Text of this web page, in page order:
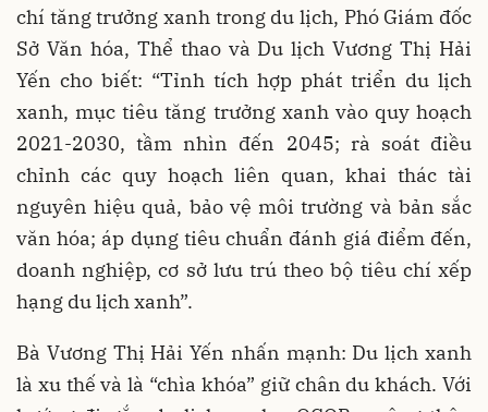
chí tăng trưởng xanh trong du lịch, Phó Giám đốc
Sở Văn hóa, Thể thao và Du lịch Vương Thị Hải
Yến cho biết: “Tỉnh tích hợp phát triển du lịch
xanh, mục tiêu tăng trưởng xanh vào quy hoạch
2021-2030, tầm nhìn đến 2045; rà soát điều
chỉnh các quy hoạch liên quan, khai thác tài
nguyên hiệu quả, bảo vệ môi trường và bản sắc
văn hóa; áp dụng tiêu chuẩn đánh giá điểm đến,
doanh nghiệp, cơ sở lưu trú theo bộ tiêu chí xếp
hạng du lịch xanh”.
Bà Vương Thị Hải Yến nhấn mạnh: Du lịch xanh
là xu thế và là “chìa khóa” giữ chân du khách. Với